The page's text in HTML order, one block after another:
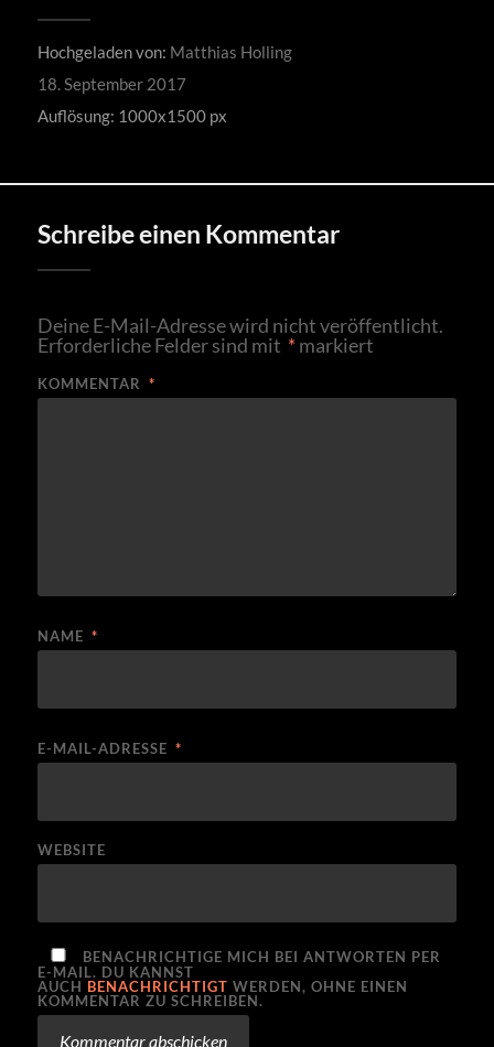
Hochgeladen von: Matthias Holling
18. September 2017
Auflösung: 1000x1500 px
Schreibe einen Kommentar
Deine E-Mail-Adresse wird nicht veröffentlicht.
Erforderliche Felder sind mit *markiert
KOMMENTAR *
NAME *
E-MAIL-ADRESSE *
WEBSITE
BENACHRICHTIGE MICH BEI ANTWORTEN PER
E-MAIL. DU KANNST
AUCH BENACHRICHTIGT WERDEN, OHNE EINEN
KOMMENTAR ZU SCHREIBEN.